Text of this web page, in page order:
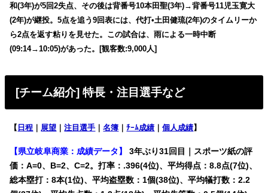
和(3年)が5回2失点、その後は背番号10本田聖(3年)→背番号11児玉寛大
(2年)が継投。5点を追う9回表には、代打•土田健琉(2年)のタイムリーか
ら2点を返す粘りを見せた。この試合は、雨による一時中断
(09:14→10:05)があった。[観客数:9,000人]
[チーム紹介] 特長・注目選手など
【 日程 展望 ｜注目選手 ｜名簿 ｜ﾁｰﾑ成績 ｜個人成績】
【県立岐阜商業：成績データ】
3年ぶり31回目｜スポーツ紙の評
価：A=0、B=2、C=2。打率：.396(4位)、平均得点：8.8点(7位)、
総本塁打：8本(1位)、平均盗塁数：1個(38位)、平均犠打数：2.2